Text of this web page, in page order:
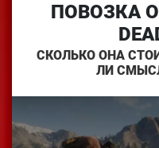
ПОВОЗКА
СКОЛЬКО ОНА
ЛИ